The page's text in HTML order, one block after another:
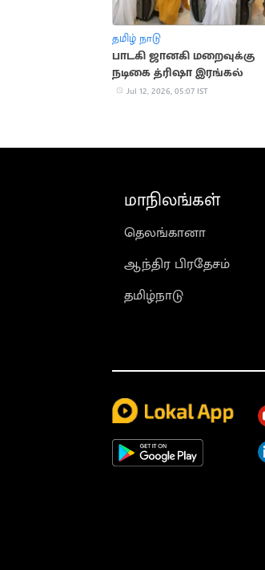
தமிழ் நாடு
பாடகி ஜானகி மறைவுக்கு
நடிகை த்ரிஷா இரங்கல்
Jul 12, 2026, 05:07 IST
மாநிலங்கள்
தெலங்கானா
ஆந்திர பிரதேசம்
தமிழ்நாடு